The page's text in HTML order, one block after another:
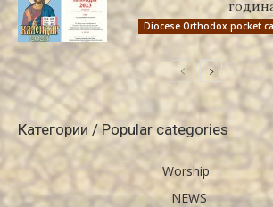
Diocese Orthodox pocket
Категории / Popular categories
Worship
NEWS